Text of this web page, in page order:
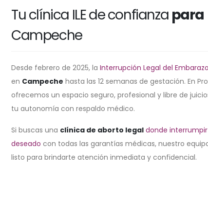
Tu clínica ILE de confianza para
Campeche
Desde febrero de 2025, la Interrupción Legal del
en Campeche hasta las 12 semanas de gestación. En
ofrecemos un espacio seguro, profesional y libre de
tu autonomía con respaldo médico.
Si buscas una clínica de aborto legal donde
deseado con todas las garantías médicas, nuestro
listo para brindarte atención inmediata y confidencial.